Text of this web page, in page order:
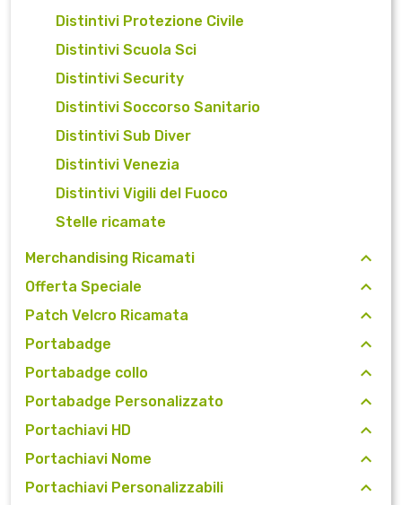
Distintivi Protezione Civile
Distintivi Scuola Sci
Distintivi Security
Distintivi Soccorso Sanitario
Distintivi Sub Diver
Distintivi Venezia
Distintivi Vigili del Fuoco
Stelle ricamate
Merchandising Ricamati
Offerta Speciale
Patch Velcro Ricamata
Portabadge
Portabadge collo
Portabadge Personalizzato
Portachiavi HD
Portachiavi Nome
Portachiavi Personalizzabili